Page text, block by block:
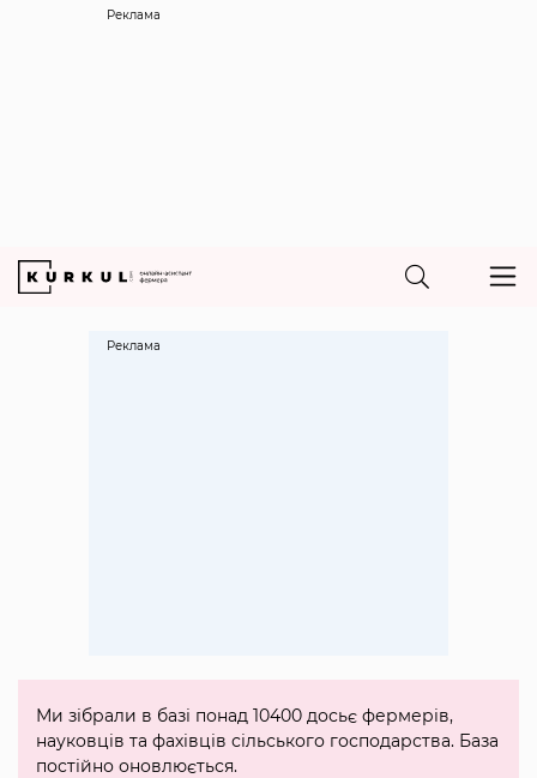
Реклама
Ми зібрали в базі понад 10400 досьє фермерів,
науковців та фахівців сільського господарства. База
постійно оновлюється.
Реклама